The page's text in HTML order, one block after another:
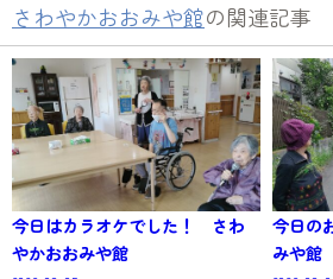
さわやかおおみや館の関連記事
今日はカラオケでした！ さわ
やかおおみや館
今日の
みや館